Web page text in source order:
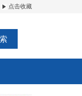
点击收藏